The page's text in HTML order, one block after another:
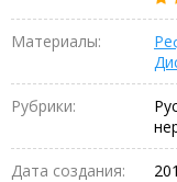
Материалы:
Рубрики:
Дата создания: